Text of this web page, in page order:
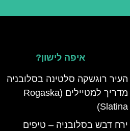
איפה לישון?
העיר רוגשקה סלטינה בסלובניה
מדריך למטיילים (Rogaska
Slatina)
ירח דבש בסלובניה – טיפים